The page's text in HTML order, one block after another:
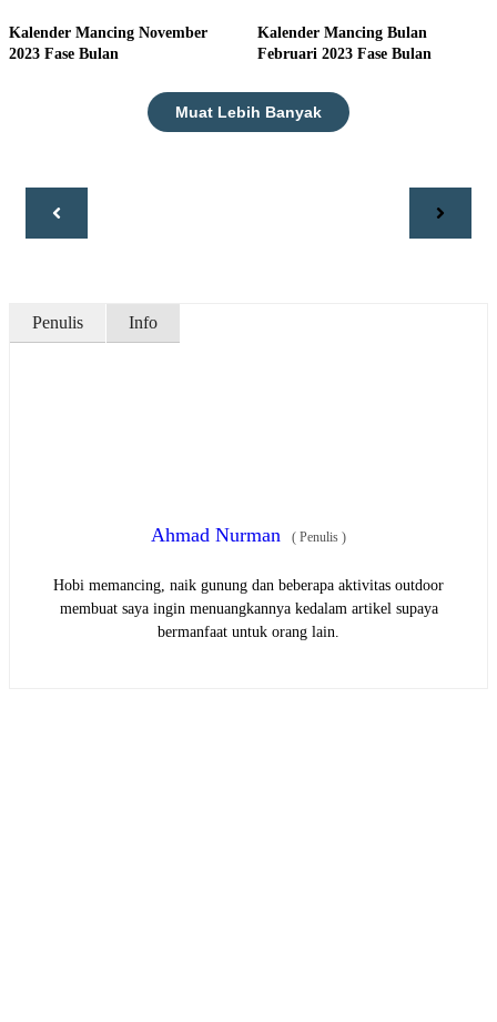
Kalender Mancing November
2023 Fase Bulan
Kalender Mancing Bulan
Februari 2023 Fase Bulan
Muat Lebih Banyak
Penulis Info
Ahmad Nurman ( Penulis )
Hobi memancing, naik gunung dan beberapa aktivitas outdoor
membuat saya ingin menuangkannya kedalam artikel supaya
bermanfaat untuk orang lain.